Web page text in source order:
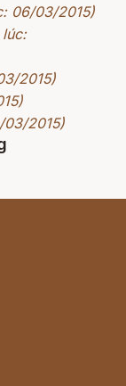
06/03/2015)
lúc:
2015)
03/2015)